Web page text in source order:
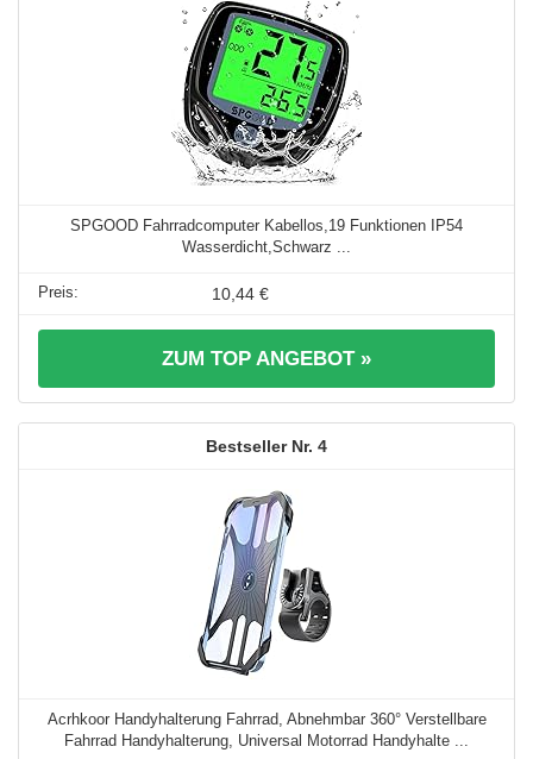
SPGOOD Fahrradcomputer Kabellos,19 Funktionen IP54
Wasserdicht,Schwarz ...
10,44 €
ZUM TOP ANGEBOT »
4
Acrhkoor Handyhalterung Fahrrad, Abnehmbar 360° Verstellbare
Fahrrad Handyhalterung, Universal Motorrad Handyhalte ...